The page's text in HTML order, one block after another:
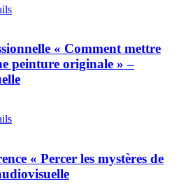
« Comment mettre
peinture originale » –
« Percer les mystères de